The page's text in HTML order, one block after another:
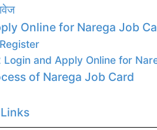
Online for Narega Job
Login and Apply Online for
of Narega Job Card